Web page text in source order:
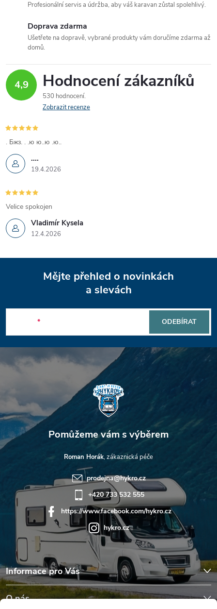
p
r
k
y
v
p
i
s
u
Profesionální servis a údržba, aby váš karavan zůstal spolehlivý.
Doprava zdarma
Ušetřete na dopravě, vybrané produkty vám doručíme zdarma až
domů.
4,9 Hodnocení zákazníků
530 hodnocení
Zobrazit recenze
....
19.4.2026
. Бжз. . .ю ю..ю .ю..
Vladimír Kysela
12.4.2026
Velice spokojen
a
t
í
Mějte přehled o novinkách
a slevách
ODEBÍRAT
Informace pro Vás
O nás
Roman Horák
prodejna@hykro.cz
+420 733 532 555
https://www.facebook.com/hykro.cz
hykro.cz